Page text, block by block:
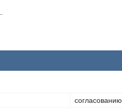
согласованию